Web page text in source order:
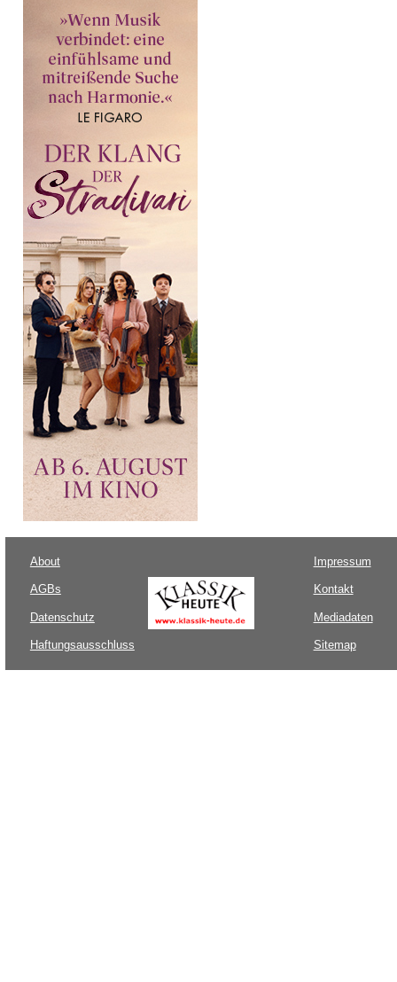
About
AGBs
Datenschutz
Haftungsausschluss
Impressum
Kontakt
Mediadaten
Sitemap